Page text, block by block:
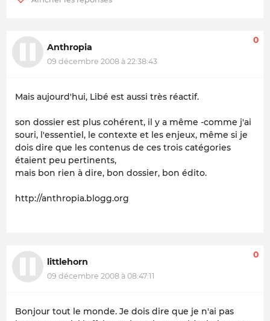
Anthropia
09 décembre 2008 à 22:38:43
0
Mais aujourd'hui, Libé est aussi très réactif.
son dossier est plus cohérent, il y a même -comme j'ai
souri, l'essentiel, le contexte et les enjeux, même si je
dois dire que les contenus de ces trois catégories
étaient peu pertinents,
mais bon rien à dire, bon dossier, bon édito.
http://anthropia.blogg.org
littlehorn
09 décembre 2008 à 08:47:11
0
Bonjour tout le monde. Je dois dire que je n'ai pas